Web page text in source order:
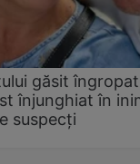
găsit
înjunghiat în
suspecți